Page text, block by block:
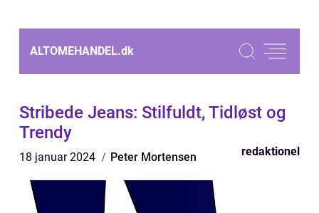
ALTOMEHANDEL.dk
Stribede Jeans: Stilfuldt, Tidløst og
Trendy
18 januar 2024 Peter Mortensen redaktionel